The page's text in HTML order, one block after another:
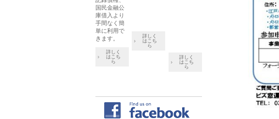
国民金融公
庫借入より
手間なく簡
単に利用で
きます。
詳しく
はこち
ら
詳しく
はこち
ら
詳しく
はこち
ら